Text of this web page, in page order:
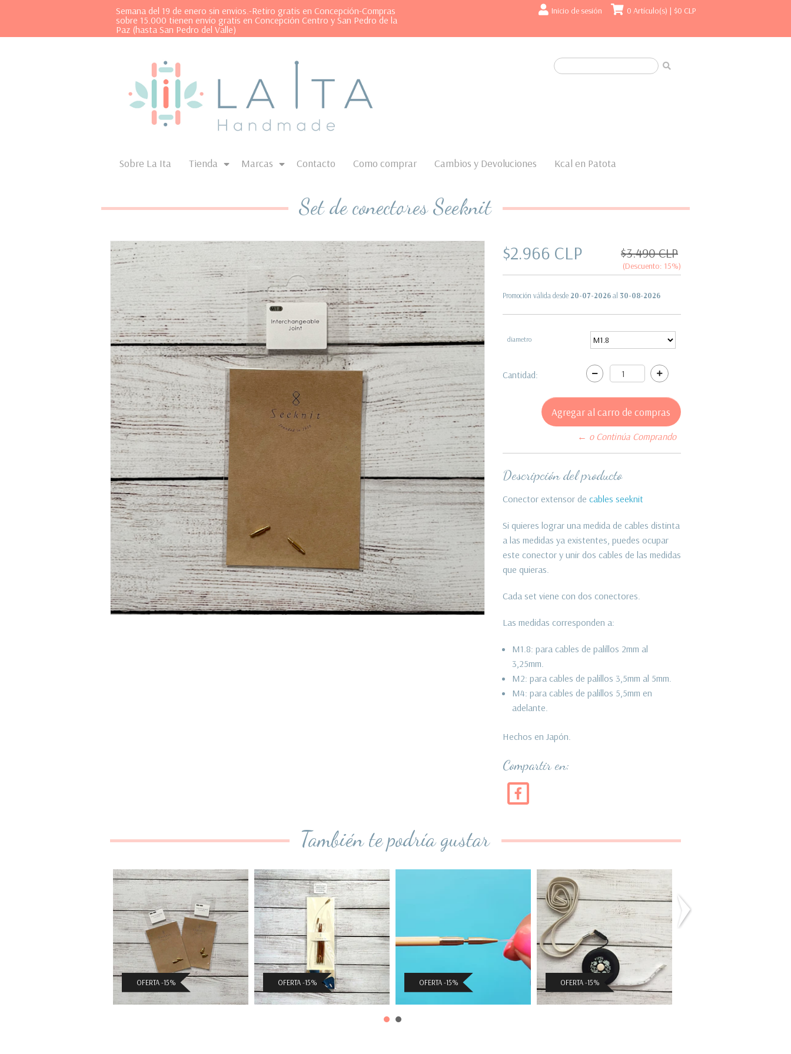
Semana del 19 de enero sin envios.-Retiro gratis en Concepción-Compras
sobre 15.000 tienen envío gratis en Concepción Centro y San Pedro de la
Paz (hasta San Pedro del Valle)
0 Artículo(s) | $0 CLP
Inicio de sesión
Sobre La Ita Tienda Marcas Contacto Como comprar Cambios y Devoluciones Kcal en Patota
Set de conectores Seeknit
$2.966 CLP $3.490 CLP
(Descuento: 15%)
Promoción válida desde 20-07-2026al 30-08-2026
diametro
Cantidad:
← o Continúa Comprando
Descripción del producto
Conector extensor de cables seeknit
Si quieres lograr una medida de cables distinta
a las medidas ya existentes, puedes ocupar
este conector y unir dos cables de las medidas
que quieras.
Cada set viene con dos conectores.
Las medidas corresponden a:
M1.8: para cables de palillos 2mm al
3,25mm.
M2: para cables de palillos 3,5mm al 5mm.
M4: para cables de palillos 5,5mm en
adelante.
Hechos en Japón.
Compartir en:
También te podría gustar
Set de
adaptadores de
cable...
$3.391 CLP
($3.990 CLP)
OFERTA -15%
Set Seeknit Dualis
$17.416 CLP
($20.490 CLP)
OFERTA -15%
$4.241 CLP
OFERTA -15%
Cinta Métrica
Seeknit
$3.986 CLP
($4.690 CLP)
OFERTA -15%